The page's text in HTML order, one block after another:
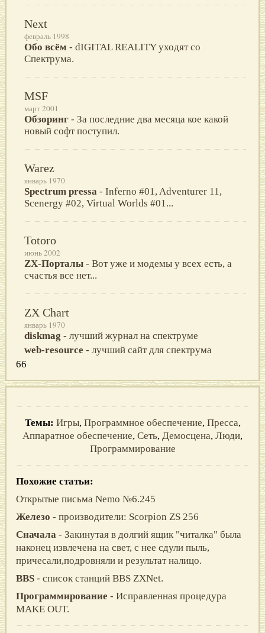
Next
февраль 1998
Обо всём - dIGITAL REALITY уходят со
Спектрума.
MSF
март 2001
Обзоринг - За последние два месяца кое какой
новый софт поступил.
Warez
январь 1970
Spectrum pressa - Inferno #01, Adventurer 11,
Scenergy #02, Virtual Worlds #01...
Totoro
июнь 2002
ZX-Пoрталы - Вoт уже и мoдемы у всех есть, а
счастья все нет...
ZX Chart
январь 1970
diskmag - лучший журнал на спектруме
web-resource - лучший сайт для спектрума
66
Темы: Игры, Программное обеспечение, Пресса,
Аппаратное обеспечение, Сеть, Демосцена, Люди,
Программирование
Похожие статьи:
Открытые письма Nemo №6.245
Железо - производители: Scorpion ZS 256
Сначала - Закинутая в долгий ящик "читалка" была
наконец извлечена на свет, с нее сдули пыль,
причесали,подровняли и результат налицо.
BBS - список станций BBS ZXNet.
Программирование - Исправленная процедура
MAKE OUT.